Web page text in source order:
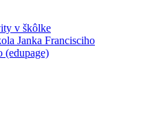
v škôlke
Janka Francisciho
(edupage)